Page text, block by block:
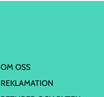
OM OSS
REKLAMATION